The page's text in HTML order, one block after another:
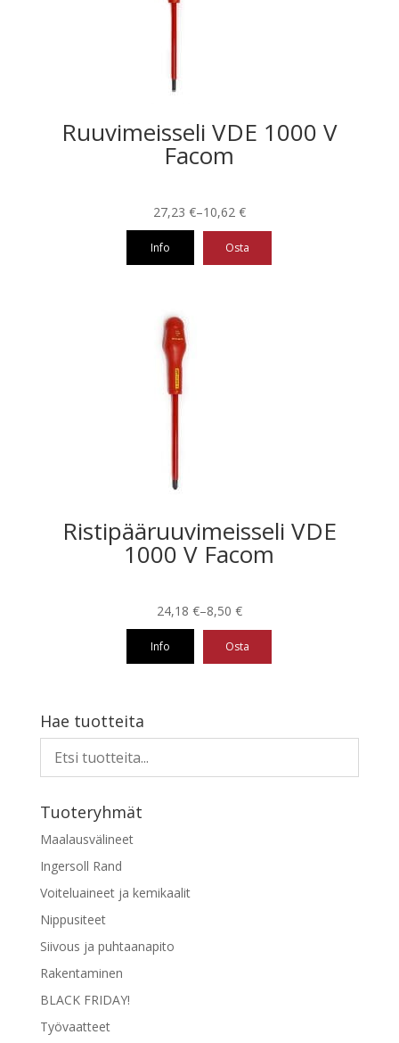
Ruuvimeisseli VDE 1000 V
Facom
10,62 €
–
27,23 €Hintaluokka:
10,62 €
Info Osta
Ristipääruuvimeisseli VDE
1000 V Facom
8,50 €
–
24,18 €Hintaluokka:
8,50 €
Info Osta
on
useampi
muunnelma.
Voit
valinnat
tuotteen
Hae tuotteita
Tuoteryhmät
Maalausvälineet
Ingersoll Rand
Voiteluaineet ja kemikaalit
Nippusiteet
Siivous ja puhtaanapito
Rakentaminen
BLACK FRIDAY!
Työvaatteet